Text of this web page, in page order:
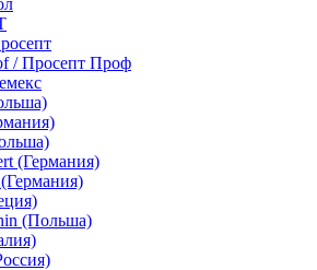
универсальные, нейтральные
санитарные (антигрибковые)
для срубов
штукатурки и краски
для декора, патина
шелк
(эффект мрамора)
(эффект песчаных вихрей)
шпаклевка
/ Просепт Проф
(Германия)
(Польша)